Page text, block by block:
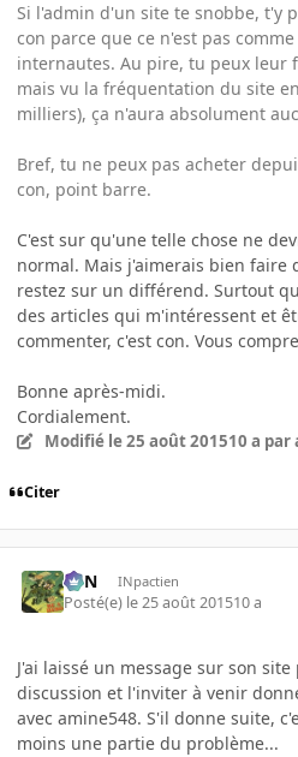
Si l'admin d'un site te snobbe, t'y
con parce que ce n'est pas
internautes. Au pire, tu peux leur
mais vu la fréquentation du site
milliers), ça n'aura absolument
Bref, tu ne peux pas acheter
con, point barre.
C'est sur qu'une telle chose ne
normal. Mais j'aimerais bien faire
restez sur un différend. Surtout
des articles qui m'intéressent et
commenter, c'est con. Vous
Bonne après-midi.
Cordialement.
Modifié le 25 août 201510 a par
Citer
RFN INpactien
Posté(e) le 25 août 201510 a
J'ai laissé un message sur son
discussion et l'inviter à venir
avec amine548. S'il donne suite,
moins une partie du problème...